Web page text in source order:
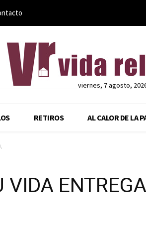
viernes, 7 agosto,
RETIROS AL CALOR DE LA
VIDA